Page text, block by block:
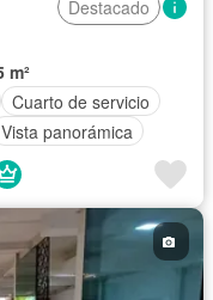
Destacado
m²
Cuarto de servicio
Vista panorámica